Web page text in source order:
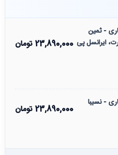
- ثمین
ایرانسل پی 23,890,000تومان
- نسیبا
23,890,000تومان